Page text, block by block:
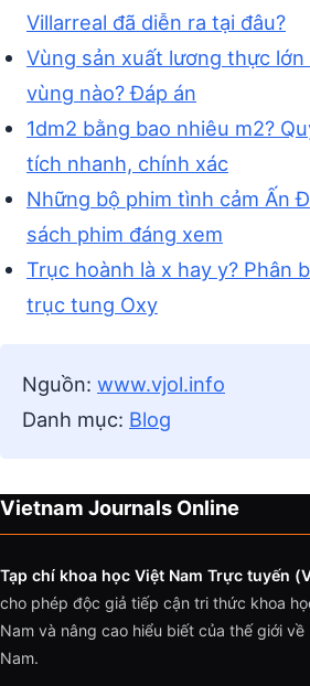
Villarreal đã diễn ra tại đâu?
Vùng sản xuất lương thực
vùng nào? Đáp án
1dm2 bằng bao nhiêu m2?
tích nhanh, chính xác
Những bộ phim tình cảm Ấn
sách phim đáng xem
Trục hoành là x hay y? Phân
trục tung Oxy
Nguồn: www.vjol.info
Danh mục: Blog
Vietnam Journals Online
Tạp chí khoa học Việt Nam Trực tuyến
cho phép độc giả tiếp cận tri thức khoa
Nam và nâng cao hiểu biết của thế giới
Nam.